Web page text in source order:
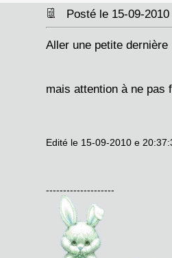
Posté le 15-09-
Aller une petite dernière
mais attention à ne pas
Edité le 15-09-2010 e
--------------------